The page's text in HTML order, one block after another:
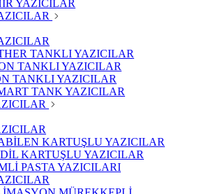
YAZICILAR
TANKLI YAZICILAR
TANKLI YAZICILAR
TANKLI YAZICILAR
TANK YAZICILAR
KARTUŞLU YAZICILAR
KARTUŞLU YAZICILAR
PASTA YAZICILARI